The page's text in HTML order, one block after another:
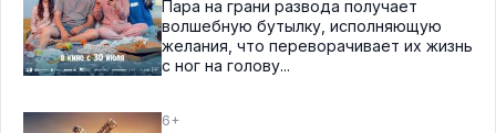
Пара на грани развода получает
волшебную бутылку, исполняющую
желания, что переворачивает их жизнь
с ног на голову...
6+